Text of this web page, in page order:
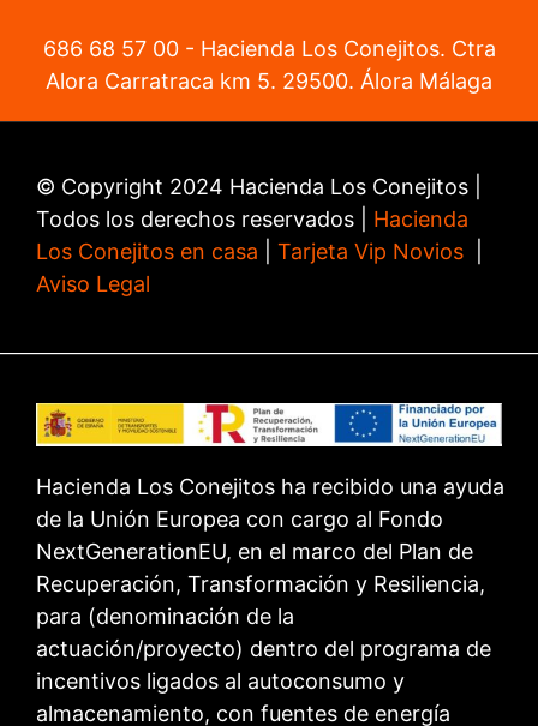
686 68 57 00- Hacienda Los Conejitos. Ctra
Alora Carratraca km 5. 29500. Álora Málaga
© Copyright 2024 Hacienda Los Conejitos |
Todos los derechos reservados | Hacienda
Los Conejitos en casa
Tarjeta Vip Novios
Aviso Legal
Hacienda Los Conejitos ha recibido una ayuda
de la Unión Europea con cargo al Fondo
NextGenerationEU, en el marco del Plan de
Recuperación, Transformación y Resiliencia,
para (denominación de la
actuación/proyecto) dentro del programa de
incentivos ligados al autoconsumo y
almacenamiento, con fuentes de energía